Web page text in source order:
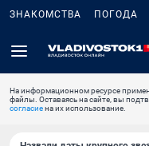
ЗНАКОМСТВА ПОГОДА
На информационном ресурсе
файлы. Оставаясь на сайте, вы
согласиена их использование.